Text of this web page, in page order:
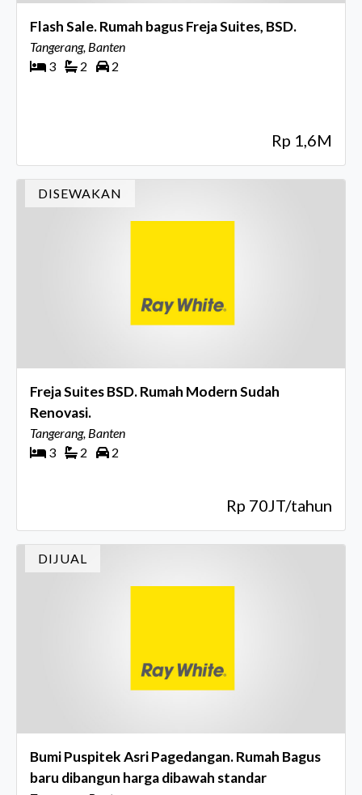
Flash Sale. Rumah bagus Freja Suites, BSD.
Tangerang, Banten
3
2 2
Rp 1,6M
DISEWAKAN
Freja Suites BSD. Rumah Modern Sudah
Renovasi.
Tangerang, Banten
3
2 2
Rp 70JT/tahun
DIJUAL
Bumi Puspitek Asri Pagedangan. Rumah Bagus
baru dibangun harga dibawah standar